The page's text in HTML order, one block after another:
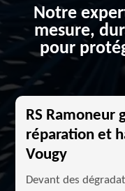
Notre
mesure,
pour
RS
réparation et
Vougy
Devant des